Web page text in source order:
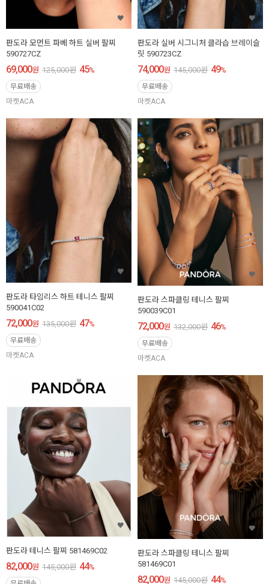
판도라 모먼트 파베 하트 실버 팔찌
590727CZ
69,000원 125,000원 45%
무료배송
마켓ACA
판도라 실버 시그니처 클라습 브레이슬
릿 590723CZ
74,000원 145,000원 49%
무료배송
마켓ACA
판도라 타임리스 하트 테니스 팔찌
590041C02
72,000원 135,000원 47%
무료배송
마켓ACA
판도라 스파클링 테니스 팔찌
590039C01
72,000원 132,000원 46%
무료배송
마켓ACA
판도라 테니스 팔찌 581469C02
82,000원 145,000원 44%
판도라 스파클링 테니스 팔찌
581469C01
82,000원 145,000원 44%